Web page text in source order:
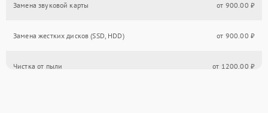
Замена звуковой карты от 900.00 ₽
Замена жестких дисков (SSD, HDD) от 900.00 ₽
Чистка от пыли от 1200.00 ₽